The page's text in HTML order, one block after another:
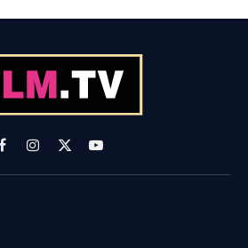
FacebookInstagram
X
(Twitter)
YouTube